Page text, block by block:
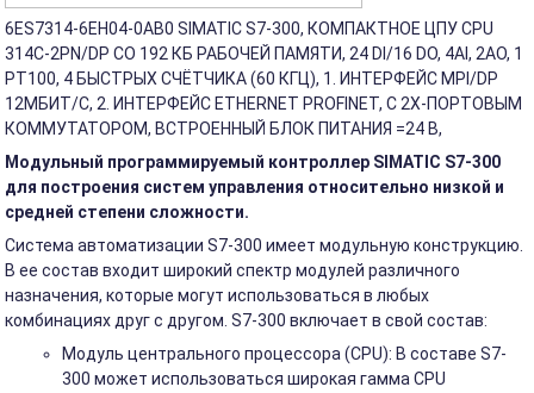
6ES7314-6EH04-0AB0 SIMATIC S7-300, КОМПАКТНОЕ ЦПУ CPU
314C-2PN/DP СО 192 КБ РАБОЧЕЙ ПАМЯТИ, 24 DI/16 DO, 4AI, 2AO, 1
PT100, 4 БЫСТРЫХ СЧЁТЧИКА (60 КГЦ), 1. ИНТЕРФЕЙС MPI/DP
12МБИТ/С, 2. ИНТЕРФЕЙС ETHERNET PROFINET, С 2Х-ПОРТОВЫМ
КОММУТАТОРОМ, ВСТРОЕННЫЙ БЛОК ПИТАНИЯ =24 В,
Модульный программируемый контроллер SIMATIC S7-300
для построения систем управления относительно низкой и
средней степени сложности.
Система автоматизации S7-300 имеет модульную конструкцию.
В ее состав входит широкий спектр модулей различного
назначения, которые могут использоваться в любых
комбинациях друг с другом. S7-300 включает в свой состав:
Модуль центрального процессора (CPU): В составе S7-
300 может использоваться широкая гамма CPU